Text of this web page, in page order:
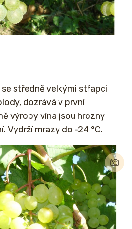
se středně velkými střapci
dozrává v první
výroby vína jsou hrozny
Vydrží mrazy do -24 °C.